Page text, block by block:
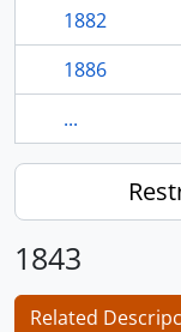
1882
1886
...
1843
Related